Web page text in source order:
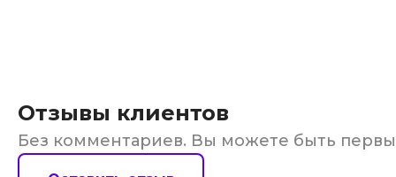
Отзывы клиентов
Без комментариев. Вы можете быть